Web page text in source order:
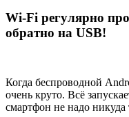
Wi-Fi регулярно
обратно на USB!
Когда беспроводной
очень круто. Всё
смартфон не надо никуда